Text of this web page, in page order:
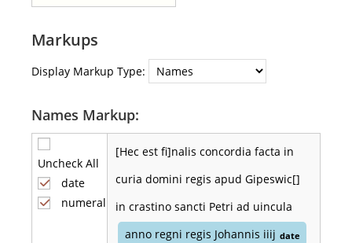
Markups
Display Markup Type:
Names Markup:
Uncheck All
date
numeral
[Hec est fi]nalis concordia facta in
curia domini regis apud Gipeswic[]
in crastino sancti Petri ad uincula
anno regni regis Johannis iiij date